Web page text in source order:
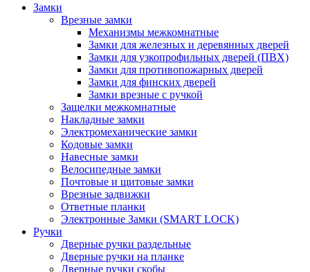
Замки
Врезные замки
Механизмы межкомнатные
Замки для железных и деревянных дверей
Замки для узкопрофильных дверей (ПВХ)
Замки для противопожарных дверей
Замки для финских дверей
Замки врезные с ручкой
Защелки межкомнатные
Накладные замки
Электромеханические замки
Кодовые замки
Навесные замки
Велосипедные замки
Почтовые и щитовые замки
Врезные задвижки
Ответные планки
Электронные Замки (SMART LOCK)
Ручки
Дверные ручки раздельные
Дверные ручки на планке
Дверные ручки скобы